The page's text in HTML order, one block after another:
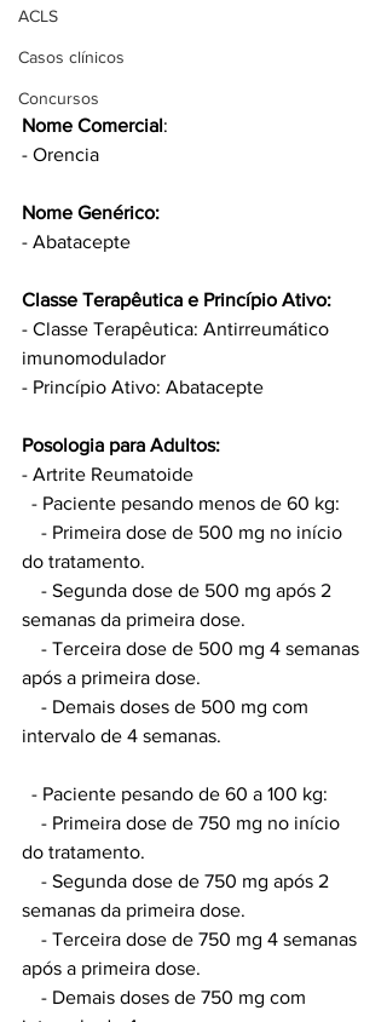
ACLS
Casos clínicos
Concursos
Nome Comercial:
- Orencia
Nome Genérico:
- Abatacepte
Classe Terapêutica e Princípio Ativo:
- Classe Terapêutica: Antirreumático
imunomodulador
- Princípio Ativo: Abatacepte
Posologia para Adultos:
- Artrite Reumatoide
  - Paciente pesando menos de 60 kg:
do tratamento.
semanas da primeira dose.
após a primeira dose.
intervalo de 4 semanas.
  - Paciente pesando de 60 a 100 kg:
do tratamento.
semanas da primeira dose.
após a primeira dose.